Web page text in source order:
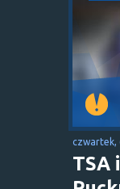
czwartek,
TSA